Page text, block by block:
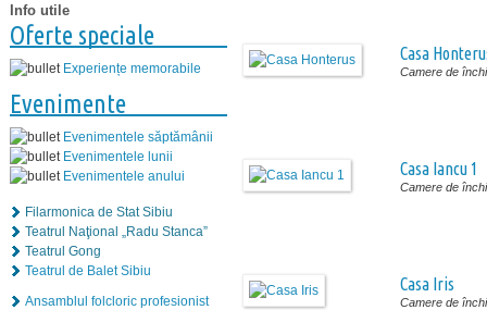
Info utile
Oferte speciale
Experiențe memorabile
Evenimente
Evenimentele săptămânii
Evenimentele lunii
Evenimentele anului
Filarmonica de Stat Sibiu
Teatrul Naţional „Radu Stanca”
Teatrul Gong
Teatrul de Balet Sibiu
Ansamblul folcloric profesionist
Casa
Camere de
Casa Iancu 1
Camere de
Casa Iris
Camere de